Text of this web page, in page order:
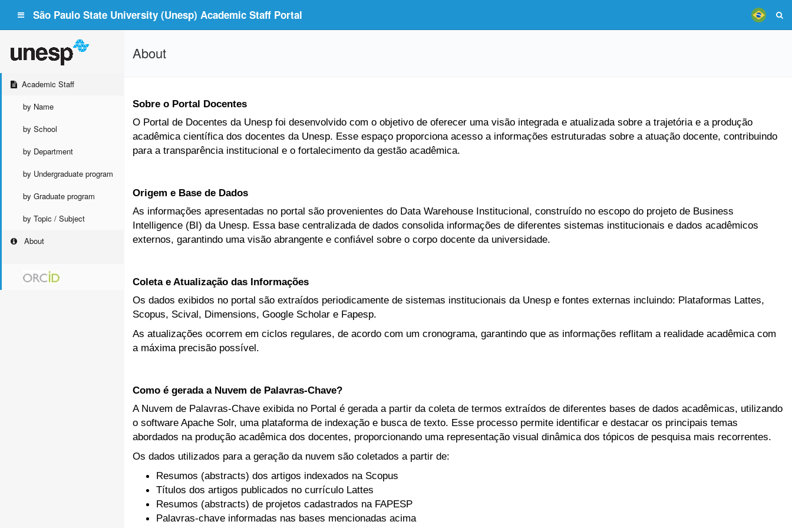
São Paulo State University (Unesp) Academic Staff Portal
Academic Staff
by Name
by School
by Department
by Undergraduate program
by Graduate program
by Topic / Subject
About
About
Sobre o Portal Docentes
O Portal de Docentes da Unesp foi desenvolvido com o objetivo de oferecer uma visão integrada e atualizada sobre a trajetória e a produção
acadêmica científica dos docentes da Unesp. Esse espaço proporciona acesso a informações estruturadas sobre a atuação docente, contribuindo
para a transparência institucional e o fortalecimento da gestão acadêmica.
Origem e Base de Dados
As informações apresentadas no portal são provenientes do Data Warehouse Institucional, construído no escopo do projeto de Business
Intelligence (BI) da Unesp. Essa base centralizada de dados consolida informações de diferentes sistemas institucionais e dados acadêmicos
externos, garantindo uma visão abrangente e confiável sobre o corpo docente da universidade.
Coleta e Atualização das Informações
Os dados exibidos no portal são extraídos periodicamente de sistemas institucionais da Unesp e fontes externas incluindo: Plataformas Lattes,
Scopus, Scival, Dimensions, Google Scholar e Fapesp.
As atualizações ocorrem em ciclos regulares, de acordo com um cronograma, garantindo que as informações reflitam a realidade acadêmica com
a máxima precisão possível.
Como é gerada a Nuvem de Palavras-Chave?
A Nuvem de Palavras-Chave exibida no Portal é gerada a partir da coleta de termos extraídos de diferentes bases de dados acadêmicas, utilizando
o software Apache Solr, uma plataforma de indexação e busca de texto. Esse processo permite identificar e destacar os principais temas
abordados na produção acadêmica dos docentes, proporcionando uma representação visual dinâmica dos tópicos de pesquisa mais recorrentes.
Os dados utilizados para a geração da nuvem são coletados a partir de:
Resumos (abstracts) dos artigos indexados na Scopus
Títulos dos artigos publicados no currículo Lattes
Resumos (abstracts) de projetos cadastrados na FAPESP
Palavras-chave informadas nas bases mencionadas acima